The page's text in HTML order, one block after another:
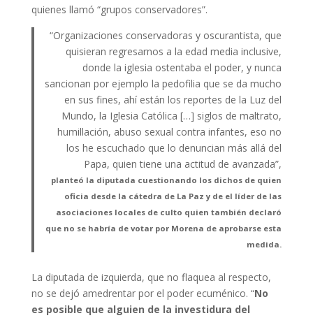
quienes llamó “grupos conservadores”.
“Organizaciones conservadoras y oscurantista, que
quisieran regresarnos a la edad media inclusive,
donde la iglesia ostentaba el poder, y nunca
sancionan por ejemplo la pedofilia que se da mucho
en sus fines, ahí están los reportes de la Luz del
Mundo, la Iglesia Católica […] siglos de maltrato,
humillación, abuso sexual contra infantes, eso no
los he escuchado que lo denuncian más allá del
Papa, quien tiene una actitud de avanzada”,
planteó la diputada cuestionando los dichos de quien
oficia desde la cátedra de La Paz y de el líder de las
asociaciones locales de culto quien también declaró
que no se habría de votar por Morena de aprobarse esta
medida.
La diputada de izquierda, que no flaquea al respecto,
no se dejó amedrentar por el poder ecuménico. “No
es posible que alguien de la investidura del